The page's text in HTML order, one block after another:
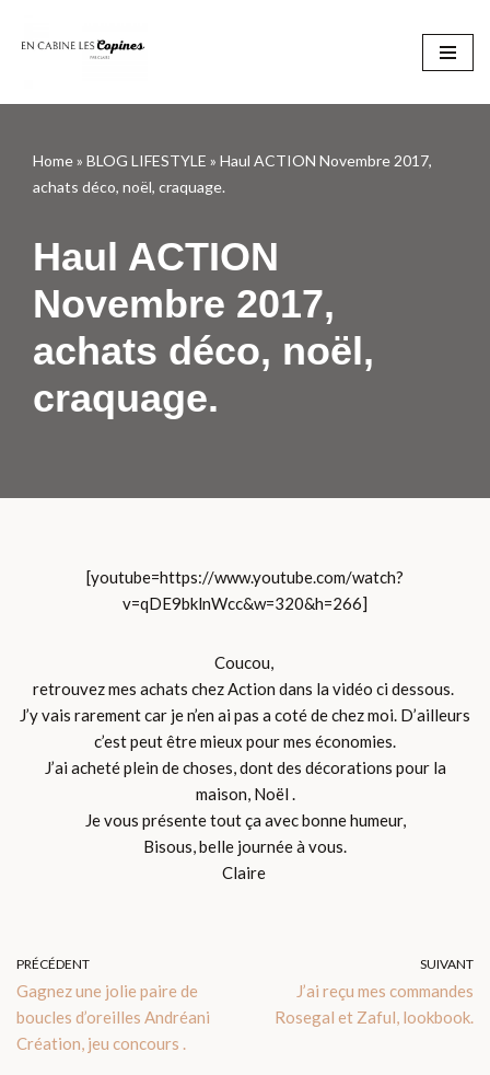
Home» BLOG LIFESTYLE » Haul ACTION Novembre 2017,
achats déco, noël, craquage.
Haul ACTION
Novembre 2017,
achats déco, noël,
craquage.
[youtube=https://www.youtube.com/watch?
v=qDE9bklnWcc&w=320&h=266]
Coucou,
retrouvez mes achats chez Action dans la vidéo ci dessous.
J’y vais rarement car je n’en ai pas a coté de chez moi. D’ailleurs
c’est peut être mieux pour mes économies.
J’ai acheté plein de choses, dont des décorations pour la
maison, Noël .
Je vous présente tout ça avec bonne humeur,
Bisous, belle journée à vous.
Claire
PRÉCÉDENT
Gagnez une jolie paire de
boucles d’oreilles Andréani
Création, jeu concours .
SUIVANT
J’ai reçu mes commandes
Rosegal et Zaful, lookbook.